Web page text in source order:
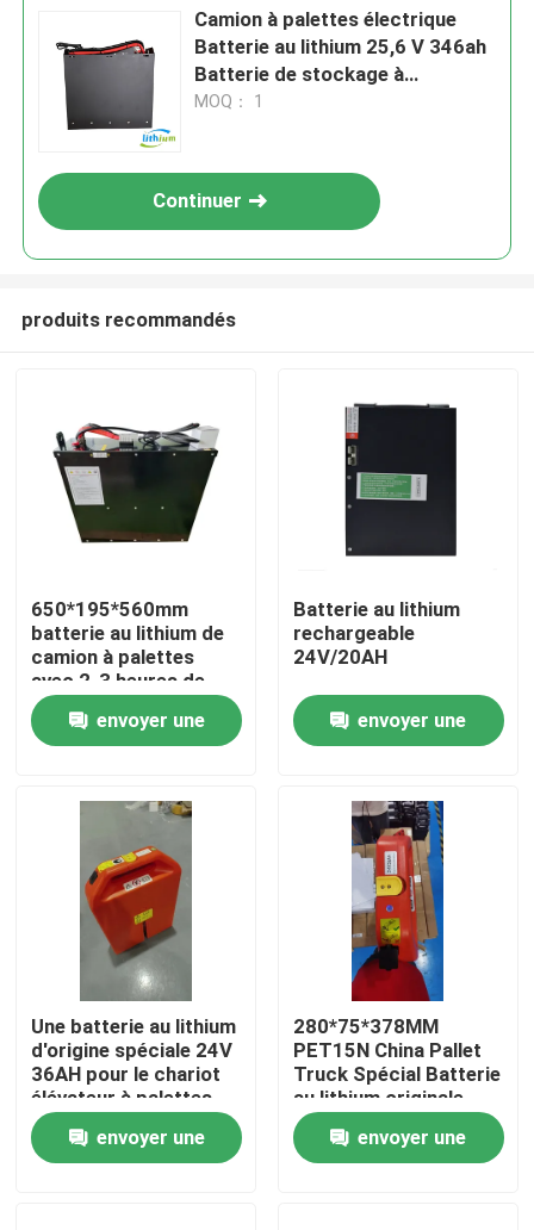
Maison
Produits
Au sujet de nous
Contrôle de qualité
Demandez une citation
batterie au lithium de chariot élévateur
Lithium électrique Ion Battery de chariot élévateur
Batterie de chariot élévateur au lithium-ion de 48 volts
Camion à palettes électrique
Batterie au lithium 25,6 V 346ah
Batterie de stockage à
empilement électrique
MOQ： 1
Continuer
produits recommandés
650*195*560mm
batterie au lithium de
camion à palettes
avec 2-3 heures de
temps de décharge
pour les opérations
envoyer une
Batterie au lithium
rechargeable
24V/20AH
envoyer une
Une batterie au lithium
d'origine spéciale 24V
36AH pour le chariot
élévateur à palettes
PET15N
envoyer une
280*75*378MM
PET15N China Pallet
Truck Spécial Batterie
au lithium originale
24V 36AH
envoyer une